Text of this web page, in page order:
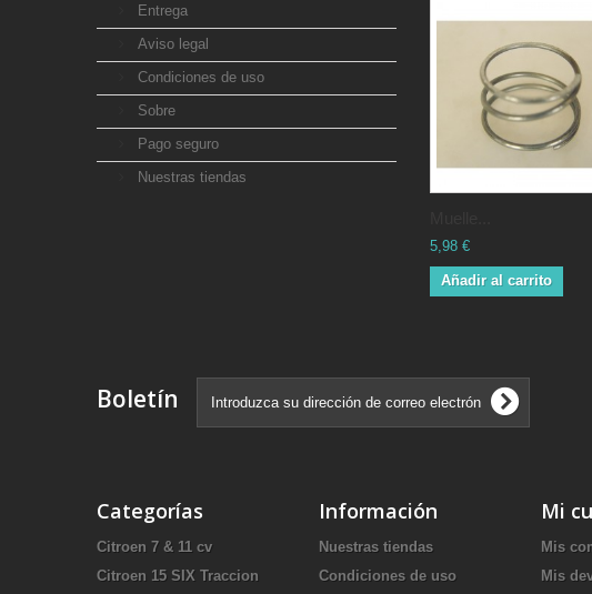
Entrega
Aviso legal
Condiciones de uso
Sobre
Pago seguro
Nuestras tiendas
5,98 €
Añadir al carrito
Boletín
Categorías
Citroen 7 & 11 cv
Citroen 15 SIX Traccion
Información
Nuestras tiendas
Condiciones de uso
Mi
Mis
Mis